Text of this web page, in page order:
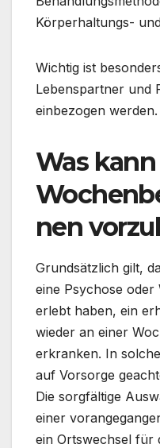
Körperhaltungs-
Wichtig ist
Lebenspartner und
einbezogen werden.
Was
nen
Grundsätzlich gilt,
eine Psychose
erlebt haben, ein
wieder an einer
erkranken. In
auf Vorsorge
Die sorgfältige
einer
ein Ortswechsel für